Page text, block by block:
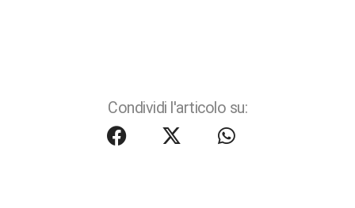
Condividi l'articolo su: